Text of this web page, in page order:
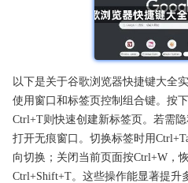
以下是关于谷歌浏览器快捷键大全
使用窗口和标签页控制组合键。按
Ctrl+T则快速创建新标签页。若需
打开无痕窗口。切换标签时用
向切换；关闭当前页面按Ctrl+W，
Ctrl+Shift+T。这些操作能显著提升